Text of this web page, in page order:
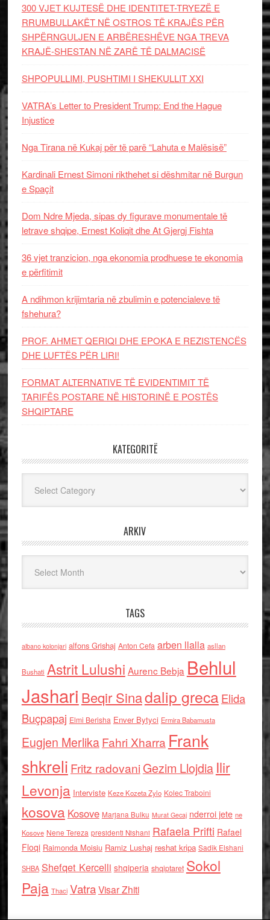
300 VJET KUJTESË DHE IDENTITET-TRYEZË E
RRUMBULLAKËT NË OSTROS TË KRAJËS PËR
SHPËRNGULJEN E ARBËRESHËVE NGA TREVA
KRAJË-SHESTAN NË ZARË TË DALMACISË
SHPOPULLIMI, PUSHTIMI I SHEKULLIT XXI
VATRA’s Letter to President Trump: End the Hague
Injustice
Nga Tirana në Kukaj për të parë “Lahuta e Malësisë”
Kardinali Ernest Simoni rikthehet si dëshmitar në Burgun
e Spaçit
Dom Ndre Mjeda, sipas dy figurave monumentale të
letrave shqipe, Ernest Koliqit dhe At Gjergj Fishta
36 vjet tranzicion, nga ekonomia prodhuese te ekonomia
e përfitimit
A ndihmon krijimtaria në zbulimin e potencialeve të
fshehura?
PROF. AHMET QERIQI DHE EPOKA E REZISTENCЁS
DHE LUFTЁS PЁR LIRI!
FORMAT ALTERNATIVE TË EVIDENTIMIT TË
TARIFËS POSTARE NË HISTORINË E POSTËS
SHQIPTARE
KATEGORITË
ARKIV
TAGS
albano kolonjari alfons Grishaj Anton Cefa arben llalla asllan
Bushati Astrit Lulushi Aurenc Bebja Behlul
Jashari Beqir Sinadalip grecaElida
Buçpapaj Elmi Berisha Enver Bytyci Ermira Babamusta
Eugjen MerlikaFahri Xharra Frank
shkreli Fritz radovaniGezim Llojdia Ilir
Levonja Interviste Keze Kozeta Zylo Kolec Traboini
kosova Kosove Marjana Bulku Murat Gecaj nderroi jete ne
Kosove Nene Tereza presidenti Nishani Rafaela Prifti Rafael
Floqi Raimonda Moisiu Ramiz Lushaj reshat kripa Sadik Elshani
SHBA Shefqet Kercelli shqiperia shqiptaret Sokol
Paja Thaci VatraVisar Zhiti